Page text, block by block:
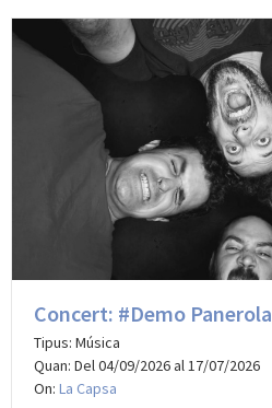
Concert: #Demo Panerola
Tipus: Música
Quan: Del 04/09/2026 al 17/07/2026
On: La Capsa